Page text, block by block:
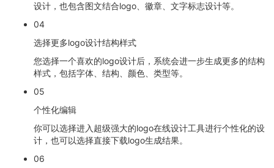
设计，也包含图文结合logo、徽章、文字标志设计等。
04
选择更多logo设计结构样式
您选择一个喜欢的logo设计后，系统会进一步生成更多的结构
样式，包括字体、结构、颜色、类型等。
05
个性化编辑
你可以选择进入超级强大的logo在线设计工具进行个性化的设
计，也可以选择直接下载logo生成结果。
06